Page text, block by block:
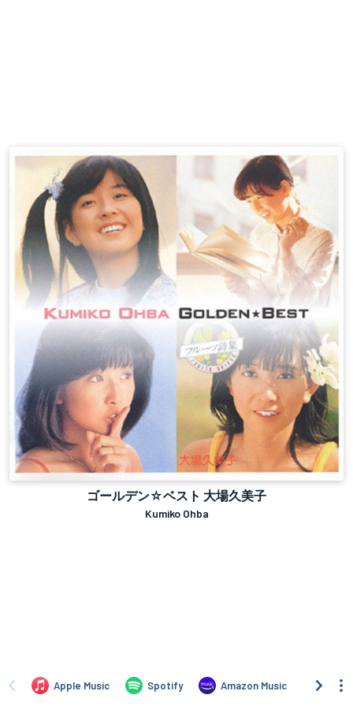
ゴールデン☆ベスト 大場久美子
Kumiko Ohba
Apple Music Spotify Amazon Music